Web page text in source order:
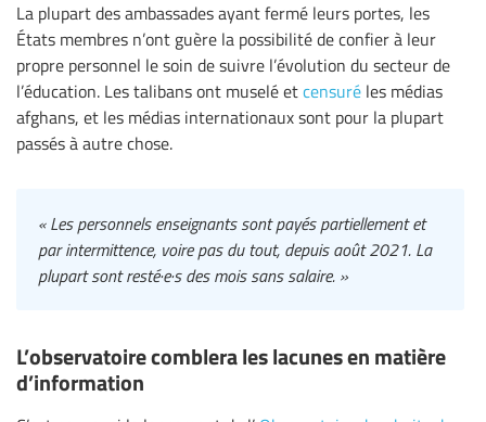
La plupart des ambassades ayant fermé leurs portes, les
États membres n’ont guère la possibilité de confier à leur
propre personnel le soin de suivre l’évolution du secteur de
l’éducation. Les talibans ont muselé etcensuré les médias
afghans, et les médias internationaux sont pour la plupart
passés à autre chose.
« Les personnels enseignants sont payés partiellement et
par intermittence, voire pas du tout, depuis août 2021. La
plupart sont resté·e·s des mois sans salaire. »
L’observatoire comblera les lacunes en matière
d’information